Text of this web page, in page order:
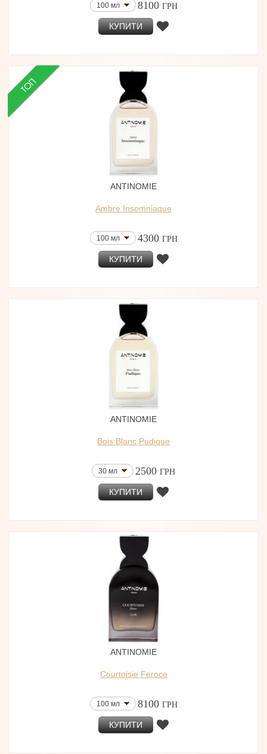
100 мл 8100 ГРН
КУПИТИ
ANTINOMIE
Ambre Insomniaque
100 мл 4300 ГРН
КУПИТИ
ANTINOMIE
Bois Blanc Pudique
30 мл 2500 ГРН
КУПИТИ
ANTINOMIE
Courtoisie Feroce
100 мл 8100 ГРН
КУПИТИ